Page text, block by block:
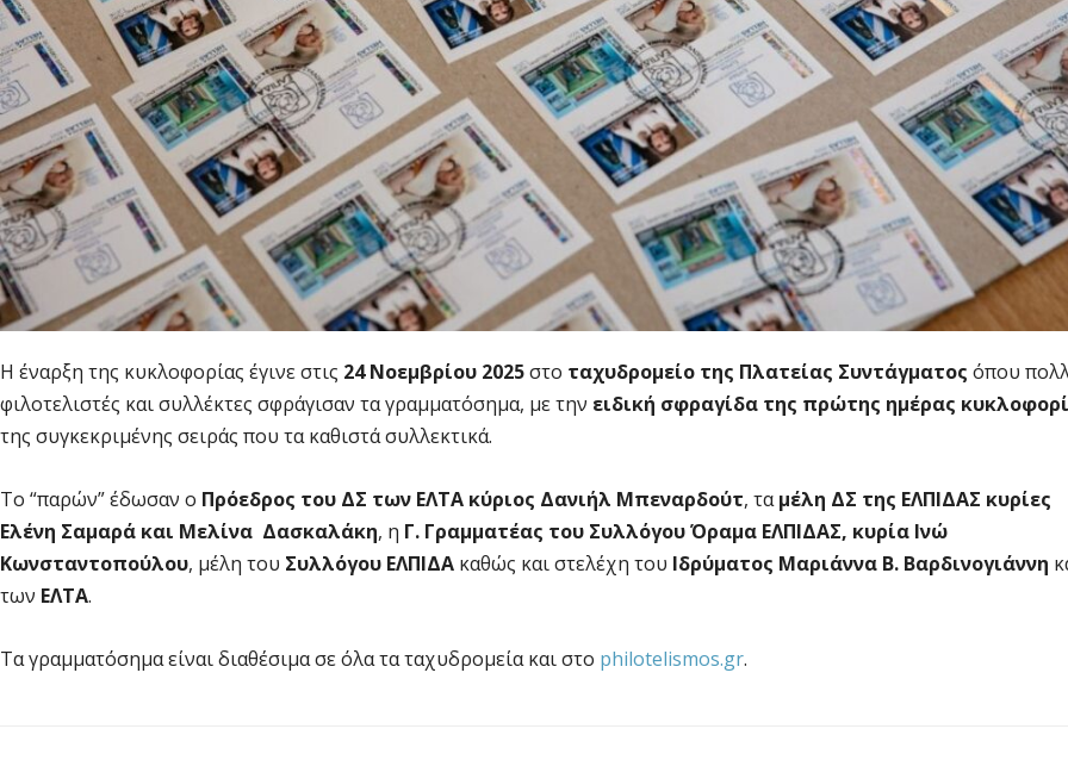
Η έναρξη της κυκλοφορίας έγινε στις 24 Νοεμβρίου 2025στο ταχυδρομείο της Πλατείας Συντάγματος όπου
φιλοτελιστές και συλλέκτες σφράγισαν τα γραμματόσημα, με την ειδική σφραγίδα της πρώτης ημέρας
της συγκεκριμένης σειράς που τα καθιστά συλλεκτικά.
Το “παρών” έδωσαν ο Πρόεδρος του ΔΣ των ΕΛΤΑ κύριος Δανιήλ Μπεναρδούτ, ταμέλη ΔΣ της ΕΛΠΙΔΑΣ κυρίες
Ελένη Σαμαρά και Μελίνα Δασκαλάκη, η Γ. Γραμματέας του Συλλόγου Όραμα ΕΛΠΙΔΑΣ, κυρία Ινώ
Κωνσταντοπούλου, μέλη του Συλλόγου ΕΛΠΙΔΑ καθώς και στελέχη του Ιδρύματος Μαριάννα Β. Βαρδινογιάννη
των ΕΛΤΑ.
Τα γραμματόσημα είναι διαθέσιμα σε όλα τα ταχυδρομεία και στο philotelismos.gr.